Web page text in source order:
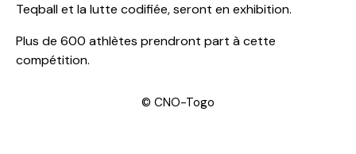
Teqball et la lutte codifiée, seront en exhibition.
Plus de 600 athlètes prendront part à cette
compétition.
© CNO-Togo